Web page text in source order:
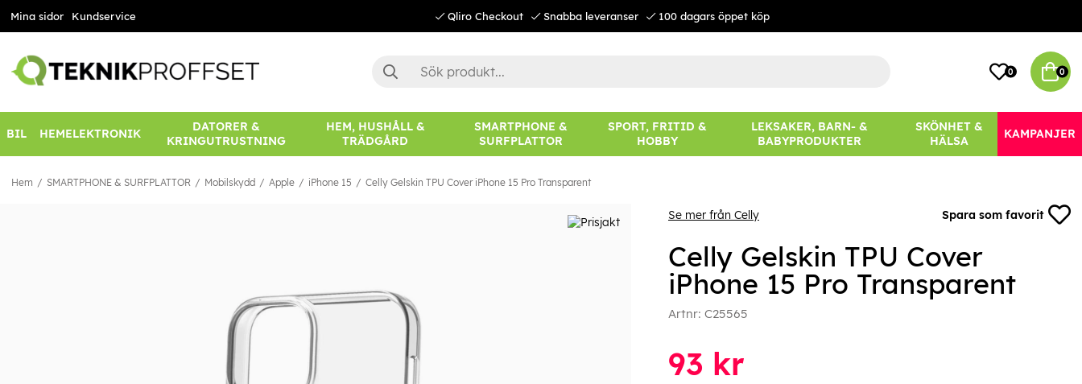
Mina sidor Kundservice Qliro Checkout Snabba leveranser 100 dagars öppet köp
0 0
BIL HEMELEKTRONIK
DATORER &
KRINGUTRUSTNING
HEM, HUSHÅLL &
TRÄDGÅRD
SMARTPHONE &
SURFPLATTOR
SPORT, FRITID &
HOBBY
LEKSAKER, BARN- &
BABYPRODUKTER
SKÖNHET &
HÄLSA
KAMPANJER
Hem SMARTPHONE & SURFPLATTOR Mobilskydd Apple iPhone 15 Celly Gelskin TPU Cover iPhone 15 Pro Transparent
Se mer från Celly Spara som favorit
Celly Gelskin TPU Cover
iPhone 15 Pro Transparent
Artnr: C25565
93 kr